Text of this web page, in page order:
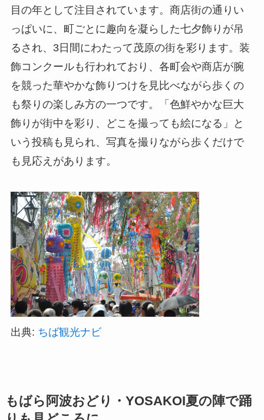
目の年として注目されています。商店街の通りい
っぱいに、町ごとに趣向を凝らした七夕飾りが吊
るされ、3日間にわたって茂原の街を彩ります。装
飾コンクールも行われており、各町会や商店が腕
を競った華やかな飾りつけを見比べながら歩くの
も祭りの楽しみ方の一つです。「色鮮やかな巨大
飾りが街中を彩り、どこを撮っても絵になる」と
いう投稿も見られ、写真を撮りながら歩くだけで
も見応えがあります。
出典: ちば観光ナビ
もばら阿波おどり・YOSAKOI夏の陣で踊